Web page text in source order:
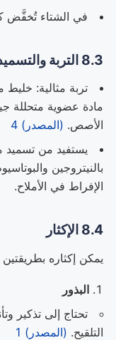
في الشتاء تُخفَّض
8.3 التربة والتسميد
تربة مثالية:
مادة عضوية متحللة
الأصص. (المصدر) 4
يستفيد من تسميد
بالنيتروجين
الإفراط في الأملاح.
8.4 الإكثار
يمكن إكثاره
البذور
تحتاج إلى تذكير
التلقيح. (المصدر) 1